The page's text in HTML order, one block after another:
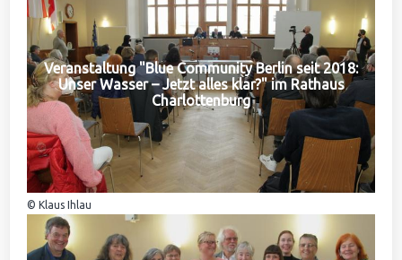
Veranstaltung "Blue Community Berlin seit 2018:
Unser Wasser – Jetzt alles klar?" im Rathaus
Charlottenburg
© Klaus Ihlau